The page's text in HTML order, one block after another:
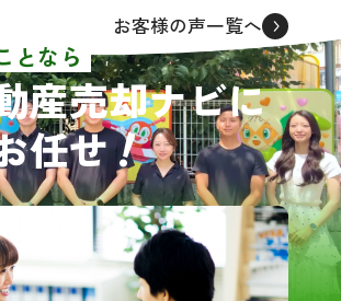
ただきました
は3社でした。
はほぼ同じで
リーンハウジ
理由として、
が一番若く誠
す。
2ヶ月という短
結ぶことがで
ます。また、引
同級生でもあり
も踏まえてレビ
【物件概要】
・大阪市住吉区
築、4DK、木造
RC）
・雨漏りや床抜
あり
お客様の声一覧へ
となら
産売却ナビに
任せ！